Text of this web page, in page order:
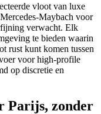
vloot van luxe
Maybach voor
verwacht. Elk
te bieden waarin
rust kunt komen tussen
voor high-profile
op discretie en
Parijs, zonder